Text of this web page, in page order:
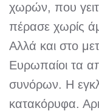
χωρών, που
πέρασε χωρίς
Αλλά και στο
Ευρωπαίοι τα
συνόρων. Η
κατακόρυφα.